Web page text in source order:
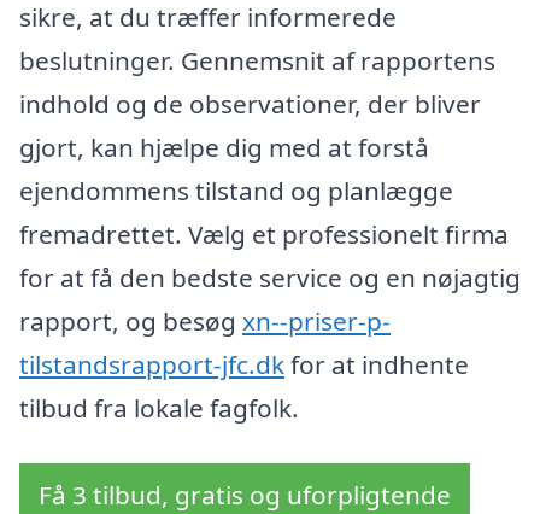
sikre, at du træffer informerede
beslutninger. Gennemsnit af rapportens
indhold og de observationer, der bliver
gjort, kan hjælpe dig med at forstå
ejendommens tilstand og planlægge
fremadrettet. Vælg et professionelt firma
for at få den bedste service og en nøjagtig
rapport, og besøg xn--priser-p-
tilstandsrapport-jfc.dkfor at indhente
tilbud fra lokale fagfolk.
Få 3 tilbud, gratis og uforpligtende